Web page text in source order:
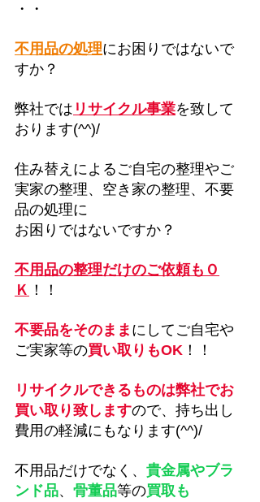
・・
不用品の処理にお困りではないで
すか？
弊社では リサイクル事業を致して
おります(^^)/
住み替えによるご自宅の整理やご
実家の整理、空き家の整理、不要
品の処理に
お困りではないですか？
不用品の整理だけのご依頼もＯ
Ｋ ！！
不要品をそのまま にしてご自宅や
ご実家等の買い取りもOK ！！
リサイクルできるものは弊社でお
買い取り致しますので、持ち出し
費用の軽減にもなります(^^)/
不用品だけでなく、 貴金属やブラ
ンド品、 骨董品等の買取も